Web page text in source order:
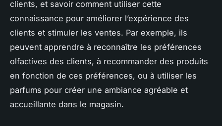
clients, et savoir comment utiliser cette
connaissance pour améliorer l’expérience des
clients et stimuler les ventes. Par exemple, ils
peuvent apprendre à reconnaître les préférences
olfactives des clients, à recommander des produits
en fonction de ces préférences, ou à utiliser les
parfums pour créer une ambiance agréable et
accueillante dans le magasin.